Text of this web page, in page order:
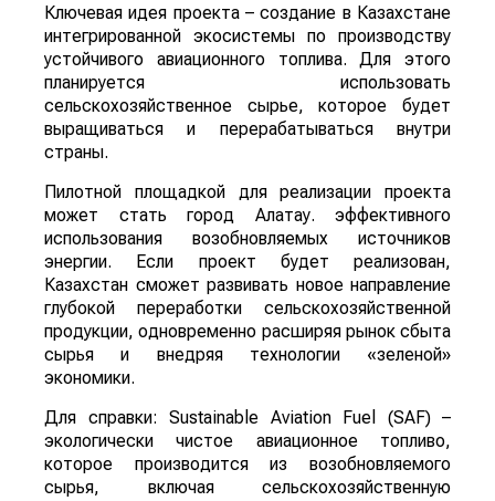
Ключевая идея проекта – создание в Казахстане
интегрированной экосистемы по производству
устойчивого авиационного топлива. Для этого
планируется использовать
сельскохозяйственное сырье, которое будет
выращиваться и перерабатываться внутри
страны.
Пилотной площадкой для реализации проекта
может стать город Алатау. эффективного
использования возобновляемых источников
энергии. Если проект будет реализован,
Казахстан сможет развивать новое направление
глубокой переработки сельскохозяйственной
продукции, одновременно расширяя рынок сбыта
сырья и внедряя технологии «зеленой»
экономики.
Для справки: Sustainable Aviation Fuel (SAF) –
экологически чистое авиационное топливо,
которое производится из возобновляемого
сырья, включая сельскохозяйственную